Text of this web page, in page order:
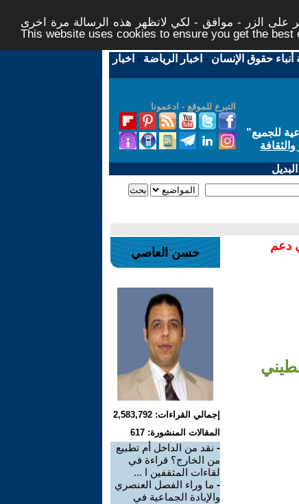
على الزر - موافق - لكي لاتظهر هذه الرسالة مرة اخرى -
This website uses cookies to ensure you get the best
أنباء حقوق الإنسان - اخبار الرياضة - اخبار
التبرع للموقع - ادعمونا
للجميع"
دعم
حسن العاصي
إجمالي القراءات: 2,583,792
المقالات المنشورة: 617
- نقد من الداخل أم تطبيع
من الخارج؟ قراءة في
لقاءات المثقفين ا ...
- ما وراء الفصل العنصري
والإبادة الجماعية في